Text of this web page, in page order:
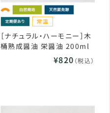
［ナチュラル・ハーモニー］木
桶熟成醤油 栄醤油 200ml
¥820 （税込）